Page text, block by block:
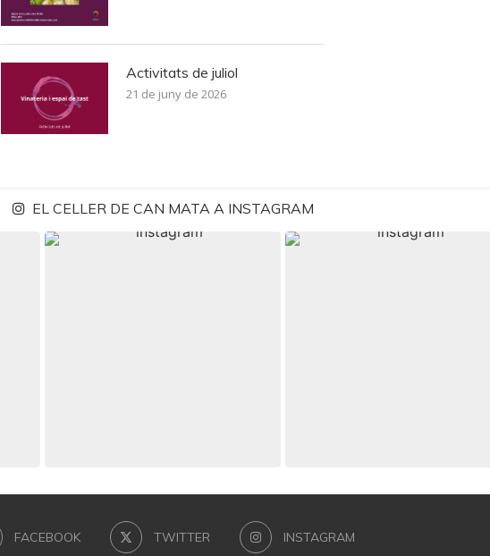
Activitats de juliol
21 de juny de 2026
EL CELLER DE CAN MATA A INSTAGRAM
FACEBOOK TWITTER INSTAGRAM